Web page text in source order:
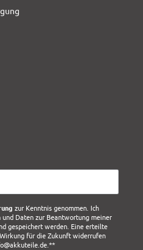
zur Kenntnis genommen. Ich
Daten zur Beantwortung meiner
gespeichert werden. Eine erteilte
für die Zukunft widerrufen